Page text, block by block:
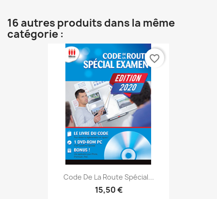
16 autres produits dans la même
catégorie :
Code De La Route Spécial...
15,50 €
favorite_border